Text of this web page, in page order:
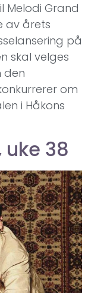
Melodi Grand
av årets
på
skal velges
den
om
i Håkons
uke 38